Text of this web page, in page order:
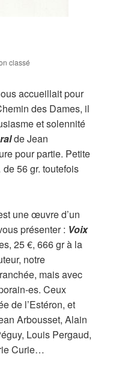
classé
accueillait pour
des Dames, il
et solennité
de Jean
pour partie. Petite
56 gr. toutefois
une œuvre d’un
présenter : Voix
25 €, 666 gr à la
notre
mais avec
es. Ceux
de l’Estéron, et
Arbousset, Alain
Louis Pergaud,
Curie…